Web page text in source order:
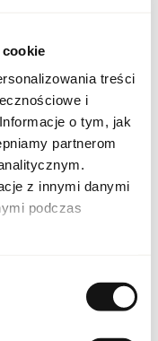
treści
i
o tym, jak
partnerom
z innymi danymi
podczas
pewność siebie,
minimalistycznym
charakter
de Cartier Noire
pragnących
w jednym
wrażenie.
de Cartier Noire